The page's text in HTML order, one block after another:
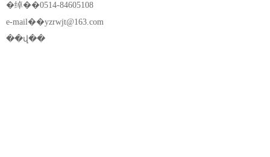
�绰��0514-84605108
e-mail��yzrwjt@163.com
��վ��